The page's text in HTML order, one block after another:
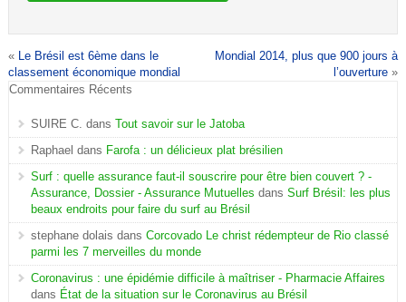
«
Le Brésil est 6ème dans le
classement économique mondial
Mondial 2014, plus que 900 jours à
l’ouverture »
Commentaires Récents
SUIRE C. dans Tout savoir sur le Jatoba
Raphael dans Farofa : un délicieux plat brésilien
Surf : quelle assurance faut-il souscrire pour être bien couvert ? -
Assurance, Dossier - Assurance Mutuelles dans Surf Brésil: les plus
beaux endroits pour faire du surf au Brésil
stephane dolais dans Corcovado Le christ rédempteur de Rio classé
parmi les 7 merveilles du monde
Coronavirus : une épidémie difficile à maîtriser - Pharmacie Affaires
dans État de la situation sur le Coronavirus au Brésil